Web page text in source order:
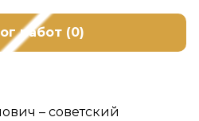
работ (0)
– советский